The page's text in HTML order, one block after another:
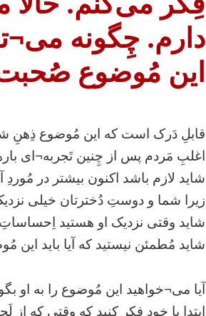
دارم. چِگونه
این مُوضوع
قابلِ دَرک است که این مُوضوع ذِهنِ
اغلبِ مَردم پس از چِنین تَجربه¬ای
شاید لازم باشد اکنون بیشتر در مُوردِ
زیرا شما و دوستِ دُخترتان خیلی
شاید وقتی نزدیک او هستید
شاید مُطمئن نیستید که آیا باید این
آیا می¬خواهید این مُوضوع را به او
ابتدا با خود فِکر کنید که وقتی که